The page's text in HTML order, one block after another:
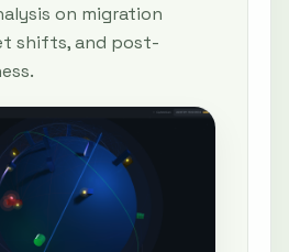
on migration
shifts, and post-